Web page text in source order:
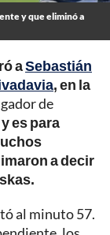
y que eliminó a
aSebastián
, en la
de
y es para
a decir
al minuto 57.